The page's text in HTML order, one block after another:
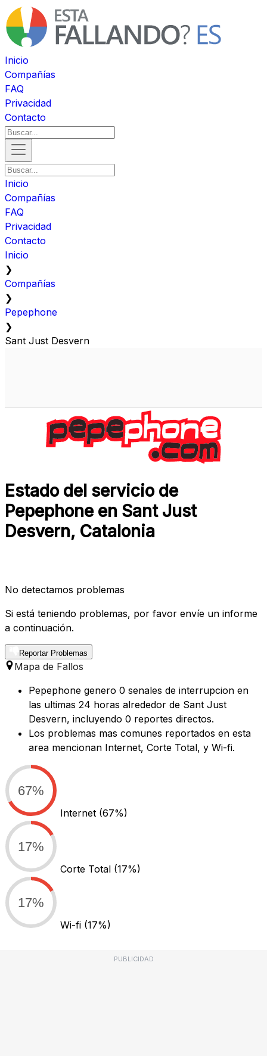
Inicio
Compañías
FAQ
Privacidad
Contacto
Inicio
Compañías
FAQ
Privacidad
Contacto
Inicio
❯
Compañías
❯
Pepephone
❯
Sant Just Desvern
Estado del servicio de
Pepephone en Sant Just
Desvern, Catalonia
No detectamos problemas
Si está teniendo problemas, por favor envíe un informe
a continuación.
Reportar Problemas
Mapa de Fallos
Pepephone genero 0 senales de interrupcion en
las ultimas 24 horas alrededor de Sant Just
Desvern, incluyendo 0 reportes directos.
Los problemas mas comunes reportados en esta
area mencionan Internet, Corte Total, y Wi-fi.
67%
Internet (67%)
17%
Corte Total (17%)
17%
Wi-fi (17%)
PUBLICIDAD